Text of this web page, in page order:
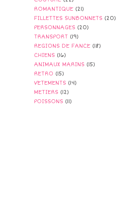
ROMANTIQUE (21)
FILLETTES SUNBONNETS (20)
PERSONNAGES (20)
TRANSPORT (19)
REGIONS DE FANCE (18)
CHIENS (16)
ANIMAUX MARINS (15)
RETRO (15)
VETEMENTS (14)
METIERS (12)
POISSONS (11)